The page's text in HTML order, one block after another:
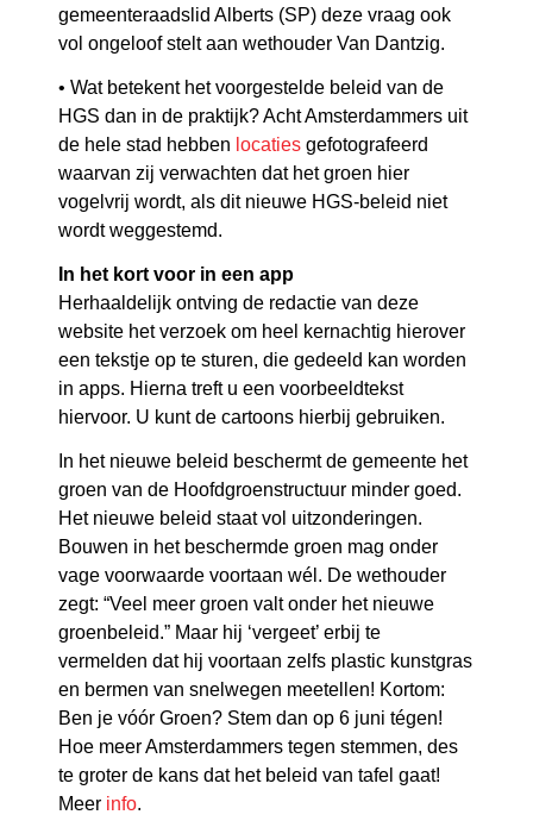
gemeenteraadslid Alberts (SP) deze vraag ook
vol ongeloof stelt aan wethouder Van Dantzig.
• Wat betekent het voorgestelde beleid van de
HGS dan in de praktijk? Acht Amsterdammers uit
de hele stad hebben locaties gefotografeerd
waarvan zij verwachten dat het groen hier
vogelvrij wordt, als dit nieuwe HGS-beleid niet
wordt weggestemd.
In het kort voor in een app
Herhaaldelijk ontving de redactie van deze
website het verzoek om heel kernachtig hierover
een tekstje op te sturen, die gedeeld kan worden
in apps. Hierna treft u een voorbeeldtekst
hiervoor. U kunt de cartoons hierbij gebruiken.
In het nieuwe beleid beschermt de gemeente het
groen van de Hoofdgroenstructuur minder goed.
Het nieuwe beleid staat vol uitzonderingen.
Bouwen in het beschermde groen mag onder
vage voorwaarde voortaan wél. De wethouder
zegt: “Veel meer groen valt onder het nieuwe
groenbeleid.” Maar hij ‘vergeet’ erbij te
vermelden dat hij voortaan zelfs plastic kunstgras
en bermen van snelwegen meetellen! Kortom:
Ben je vóór Groen? Stem dan op 6 juni tégen!
Hoe meer Amsterdammers tegen stemmen, des
te groter de kans dat het beleid van tafel gaat!
Meer info.